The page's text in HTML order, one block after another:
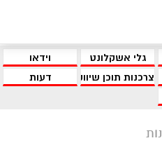
גלי אשקלונט
וידאו
צרכנות תוכן שיווקי
דעות